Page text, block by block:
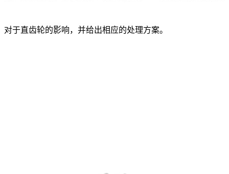
对于直齿轮的影响，并给出相应的处理方案。